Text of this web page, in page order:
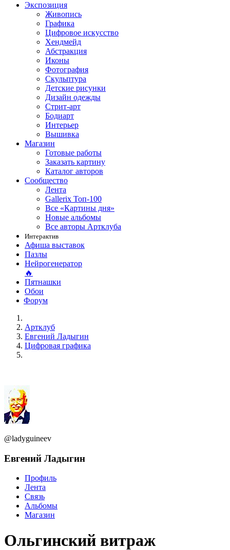
Экспозиция
Живопись
Графика
Цифровое искусство
Хендмейд
Абстракция
Иконы
Фотография
Скульптура
Детские рисунки
Дизайн одежды
Стрит-арт
Бодиарт
Интерьер
Вышивка
Магазин
Готовые работы
Заказать картину
Каталог авторов
Сообщество
Лента
Gallerix Топ-100
Все «Картины дня»
Новые альбомы
Все авторы Артклуба
Интерактив
Афиша выставок
Пазлы
Нейрогенератор
🔥
Пятнашки
Обои
Форум
Артклуб
Евгений Ладыгин
Цифровая графика
@ladyguineev
Евгений Ладыгин
Профиль
Лента
Связь
Альбомы
Магазин
Ольгинский витраж